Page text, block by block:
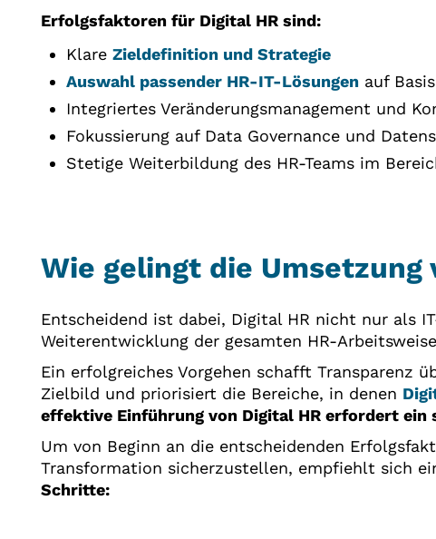
Erfolgsfaktoren für Digital HR sind:
Klare Zieldefinition und Strategie
Auswahl passender HR-IT-Lösungen auf
Integriertes Veränderungsmanagement und
Fokussierung auf Data Governance und
Stetige Weiterbildung des HR-Teams im
Wie gelingt die Umsetzung
Entscheidend ist dabei, Digital HR nicht nur als
Weiterentwicklung der gesamten HR-
Ein erfolgreiches Vorgehen schafft Transparenz
Zielbild und priorisiert die Bereiche, in denen
effektive Einführung von Digital HR erfordert
Um von Beginn an die entscheidenden
Transformation sicherzustellen, empfiehlt sich
Schritte: